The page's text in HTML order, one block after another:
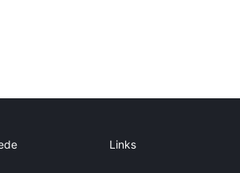
Links